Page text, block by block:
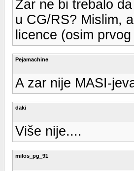
Zar ne bi trebalo
u CG/RS? Mislim,
licence (osim
Pejamachine
A zar nije MASI-
daki
Više nije....
milos_pg_91